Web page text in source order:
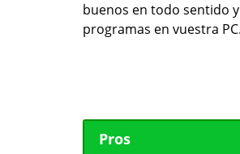
buenos en todo sentido
programas en vuestra PC.
Pros